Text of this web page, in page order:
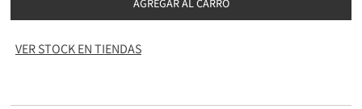
AGREGAR AL CARRO
VER STOCK EN TIENDAS